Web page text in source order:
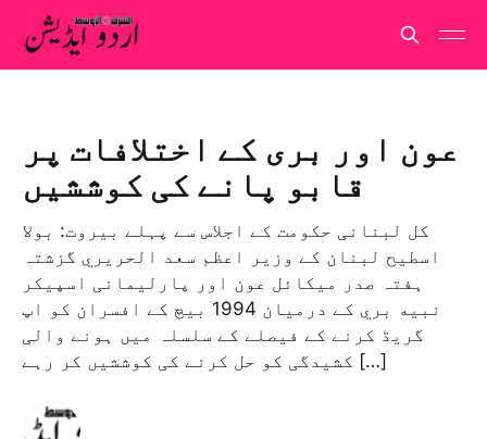
عون اور بری کے اختلافات پر
قابو پانے کی کوششیں
کل لبنانی حکومت کے اجلاس سے پہلے بیروت: بولا
اسطيح لبنان کے وزیر اعظم سعد الحريري گزشتہ
ہفتہ صدر میکائل عون اور پارلیمانی اسپیکر
نبيه بري کے درمیان 1994 بیچ کے افسران کو اپ
گریڈ کرنے کے فیصلے کے سلسلہ میں ہونے والی
کشیدگی کو حل کرنے کی کوششیں کر رہے […]